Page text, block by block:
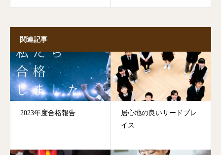
関連記事
2023年度合格報告
居心地の良いサードプレ
イス